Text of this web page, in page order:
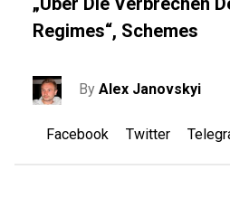
Regimes“, Schemes
ByAlex Janovskyi
Facebook Twitter